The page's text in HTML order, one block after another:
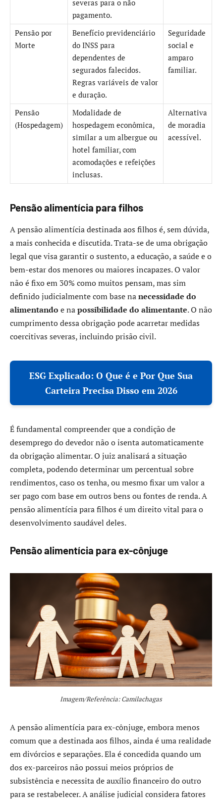
severas para o não
pagamento.
Pensão por
Morte
Benefício previdenciário
do INSS para
dependentes de
segurados falecidos.
Regras variáveis de valor
e duração.
Seguridade
social e
amparo
familiar.
Pensão
(Hospedagem)
Modalidade de
hospedagem econômica,
similar a um albergue ou
hotel familiar, com
acomodações e refeições
inclusas.
Alternativa
de moradia
acessível.
Pensão alimentícia para filhos
A pensão alimentícia destinada aos filhos é, sem dúvida,
a mais conhecida e discutida. Trata-se de uma obrigação
legal que visa garantir o sustento, a educação, a saúde e o
bem-estar dos menores ou maiores incapazes. O valor
não é fixo em 30% como muitos pensam, mas sim
definido judicialmente com base nanecessidade do
alimentando e napossibilidade do alimentante. O não
cumprimento dessa obrigação pode acarretar medidas
coercitivas severas, incluindo prisão civil.
ESG Explicado: O Que é e Por Que Sua
Carteira Precisa Disso em 2026
É fundamental compreender que a condição de
desemprego do devedor não o isenta automaticamente
da obrigação alimentar. O juiz analisará a situação
completa, podendo determinar um percentual sobre
rendimentos, caso os tenha, ou mesmo fixar um valor a
ser pago com base em outros bens ou fontes de renda. A
pensão alimentícia para filhos é um direito vital para o
desenvolvimento saudável deles.
Pensão alimentícia para ex-cônjuge
Imagem/Referência: Camilachagas
A pensão alimentícia para ex-cônjuge, embora menos
comum que a destinada aos filhos, ainda é uma realidade
em divórcios e separações. Ela é concedida quando um
dos ex-parceiros não possui meios próprios de
subsistência e necessita de auxílio financeiro do outro
para se restabelecer. A análise judicial considera fatores